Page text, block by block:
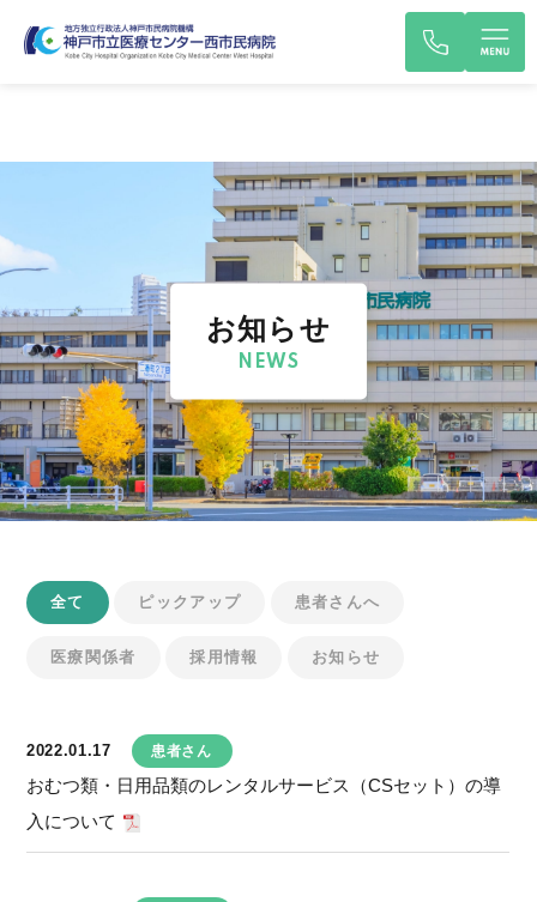
お知らせ
NEWS
全て ピックアップ 患者さんへ
医療関係者 採用情報 お知らせ
2022.01.17 患者さん
おむつ類・日用品類のレンタルサービス（CSセット）の導
入について